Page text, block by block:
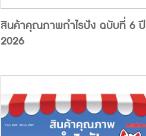
สินค้าคุณภาพกำไรปัง ฉบับที่ 6 ปี
2026